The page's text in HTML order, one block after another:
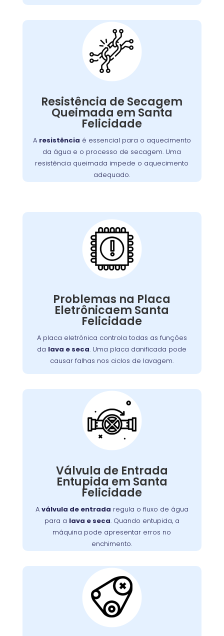
Resistência de Secagem
Queimada em Santa
Felicidade
A resistência é essencial para o aquecimento
da água e o processo de secagem. Uma
resistência queimada impede o aquecimento
adequado.
Máquina Com
Resistência
Queimada:
aquecimento do ar dentro da
lava e seca
. Se
queimada, a máquina não seca as roupas
adequadamente. Isso pode ocorrer por
Substituir a resistência é crucial para
restabelecer a função de secagem.
Problemas na Placa
Eletrônicaem Santa
Felicidade
A placa eletrônica controla todas as funções
da lava e seca. Uma placa danificada pode
causar falhas nos ciclos de lavagem.
Placa Eletrônica
Queimada:
A placa eletrônica controla todas as funções
causar falhas nos ciclos de lavagem, secagem,
ou na interface de controle.
Problemas
ou picos de energia são causas
o controle adequado das funções da máquina.
Válvula de Entrada
Entupida em Santa
Felicidade
A válvula de entrada regula o fluxo de água
para a lava e seca. Quando entupida, a
máquina pode apresentar erros no
enchimento.
Válvula de Entrada de
Água Entupida
A válvula de entrada regula o fluxo de água
. Quando entupida, a
máquina pode apresentar erros no
enchimento ou não iniciar o ciclo de lavagem.
Detritos e depósitos de minerais são causas
comuns. Limpeza ou substituição da válvula é
necessária para o fluxo adequado de água.
Correia do Tambor
Desgastada: